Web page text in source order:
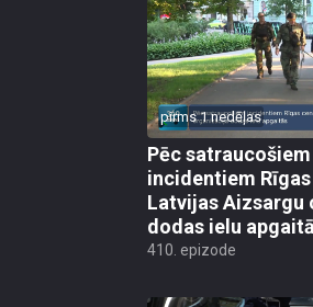
pirms 1 nedēļas
Pēc satraucošiem
incidentiem
Latvijas Aizsargu
dodas ielu
410. epizode